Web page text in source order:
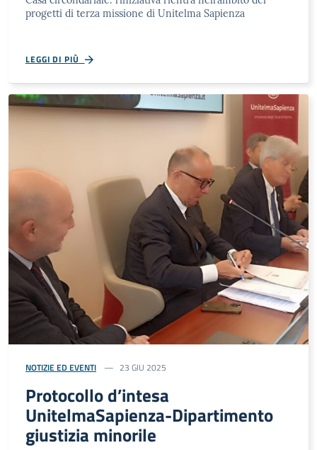
progetti di terza missione di Unitelma Sapienza
LEGGI DI PIÙ
NOTIZIE ED EVENTI 23 GIU 2025
Protocollo d’intesa
UnitelmaSapienza-Dipartimento
giustizia minorile